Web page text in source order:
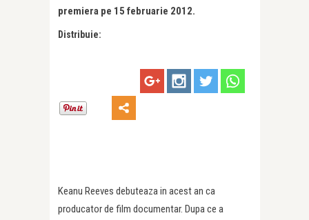
premiera pe 15 februarie 2012.
Distribuie:
Keanu Reeves debuteaza in acest an ca
producator de film documentar. Dupa ce a